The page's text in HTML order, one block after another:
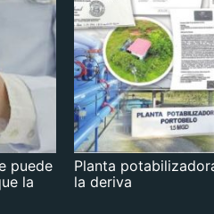
puede
la
Planta
la deriva